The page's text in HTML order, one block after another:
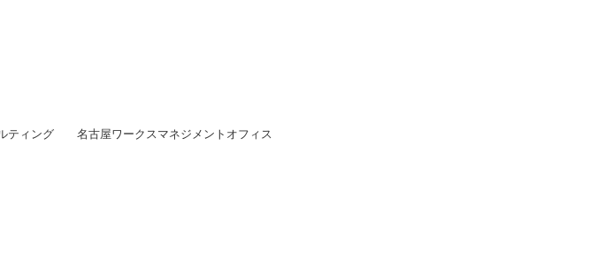
ティング 名古屋ワークスマネジメントオフィス